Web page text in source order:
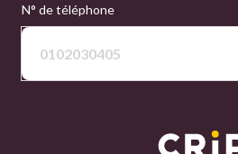
N° de téléphone